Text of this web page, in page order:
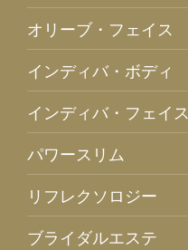
オリーブ・フェイス
インディバ・ボディ
インディバ・フェイス
パワースリム
リフレクソロジー
ブライダルエステ